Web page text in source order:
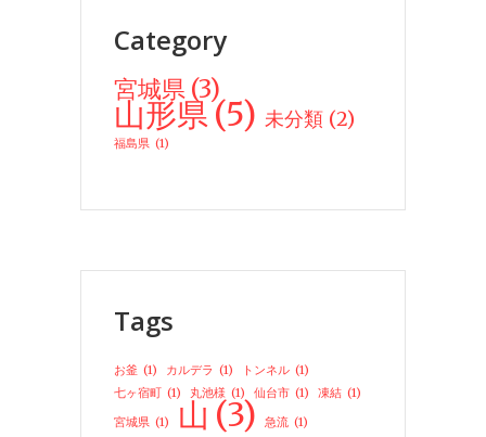
Category
宮城県 (3)
山形県(5) 未分類 (2)
福島県 (1)
Tags
お釜 (1) カルデラ (1) トンネル (1)
七ヶ宿町
(1) 丸池様 (1) 仙台市 (1) 凍結 (1)
宮城県 (1) 山 (3) 急流 (1)